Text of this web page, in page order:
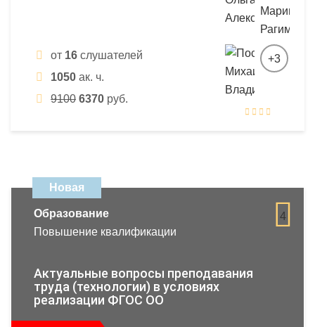
от 16 слушателей
1050 ак. ч.
9100 6370 руб.
+3
Новая
4
Образование
Повышение квалификации
Актуальные вопросы преподавания
труда (технологии) в условиях
реализации ФГОС ОО